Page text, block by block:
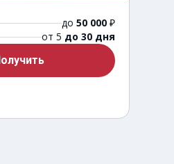
до 50 000 ₽
от 5 до 30 дня